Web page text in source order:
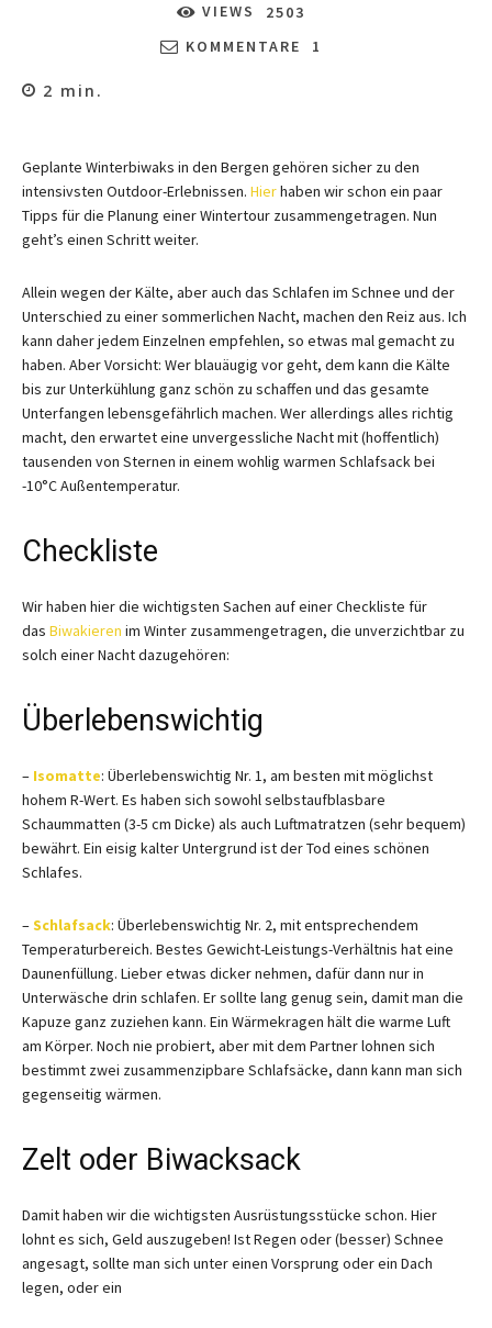
VIEWS
2503
KOMMENTARE
1
2 min.
Geplante Winterbiwaks in den Bergen gehören sicher zu den
intensivsten Outdoor-Erlebnissen. Hierhaben wir schon ein paar
Tipps für die Planung einer Wintertour zusammengetragen. Nun
geht’s einen Schritt weiter.
Allein wegen der Kälte, aber auch das Schlafen im Schnee und der
Unterschied zu einer sommerlichen Nacht, machen den Reiz aus. Ich
kann daher jedem Einzelnen empfehlen, so etwas mal gemacht zu
haben. Aber Vorsicht: Wer blauäugig vor geht, dem kann die Kälte
bis zur Unterkühlung ganz schön zu schaffen und das gesamte
Unterfangen lebensgefährlich machen. Wer allerdings alles richtig
macht, den erwartet eine unvergessliche Nacht mit (hoffentlich)
tausenden von Sternen in einem wohlig warmen Schlafsack bei
-10°C Außentemperatur.
Checkliste
Wir haben hier die wichtigsten Sachen auf einer Checkliste für
das Biwakieren im Winter zusammengetragen, die unverzichtbar zu
solch einer Nacht dazugehören:
Überlebenswichtig
– Isomatte: Überlebenswichtig Nr. 1, am besten mit möglichst
hohem R-Wert. Es haben sich sowohl selbstaufblasbare
Schaummatten (3-5 cm Dicke) als auch Luftmatratzen (sehr bequem)
bewährt. Ein eisig kalter Untergrund ist der Tod eines schönen
Schlafes.
–Schlafsack: Überlebenswichtig Nr. 2, mit entsprechendem
Temperaturbereich. Bestes Gewicht-Leistungs-Verhältnis hat eine
Daunenfüllung. Lieber etwas dicker nehmen, dafür dann nur in
Unterwäsche drin schlafen. Er sollte lang genug sein, damit man die
Kapuze ganz zuziehen kann. Ein Wärmekragen hält die warme Luft
am Körper. Noch nie probiert, aber mit dem Partner lohnen sich
bestimmt zwei zusammenzipbare Schlafsäcke, dann kann man sich
gegenseitig wärmen.
Zelt oder Biwacksack
Damit haben wir die wichtigsten Ausrüstungsstücke schon. Hier
lohnt es sich, Geld auszugeben! Ist Regen oder (besser) Schnee
angesagt, sollte man sich unter einen Vorsprung oder ein Dach
legen, oder ein